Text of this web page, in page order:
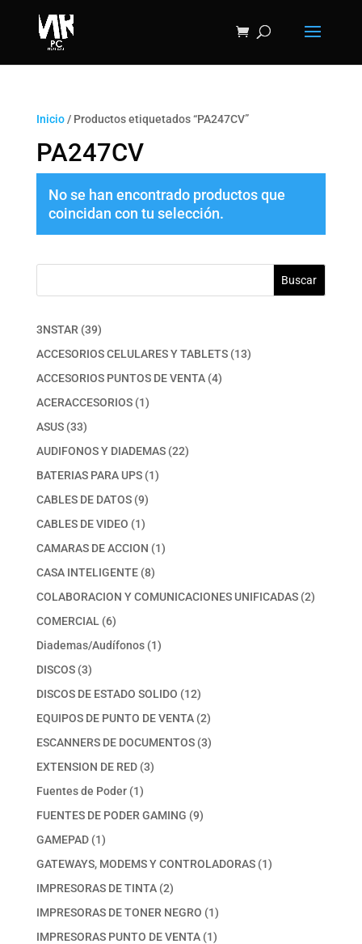
Inicio/ Productos etiquetados “PA247CV”
PA247CV
No se han encontrado productos que
coincidan con tu selección.
Buscar
3NSTAR 3939
productos
ACCESORIOS CELULARES Y TABLETS 1313
ACCESORIOS PUNTOS DE VENTA 44
ACERACCESORIOS 11
ASUS 3333
productos
AUDIFONOS Y DIADEMAS 2222
BATERIAS PARA UPS 11
CABLES DE DATOS 99
productos
CABLES DE VIDEO 11
producto
CAMARAS DE ACCION 11
CASA INTELIGENTE 88
productos
COLABORACION Y COMUNICACIONES UNIFICADAS 22
COMERCIAL 66
productos
Diademas/Audífonos 11
DISCOS 33
productos
DISCOS DE ESTADO SOLIDO 1212
productos
EQUIPOS DE PUNTO DE VENTA 22
productos
ESCANNERS DE DOCUMENTOS 33
EXTENSION DE RED 33
Fuentes de Poder 11
producto
FUENTES DE PODER GAMING 99
GAMEPAD 11
producto
GATEWAYS, MODEMS Y CONTROLADORAS 11
IMPRESORAS DE TINTA 22
productos
IMPRESORAS DE TONER NEGRO 11
producto
IMPRESORAS PUNTO DE VENTA 11